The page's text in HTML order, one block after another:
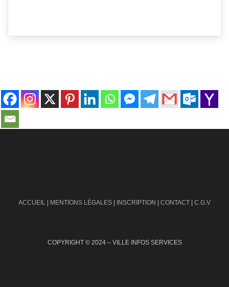
ACCUEIL | MENTIONS LÉGALES | INSCRIPTION | CONTACT | C.G.V
COPYRIGHT © 2024 – VILLE INFOS SERVICES